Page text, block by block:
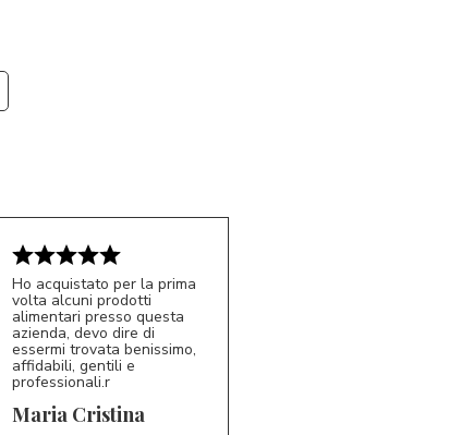
MC 5/5
Ho acquistato per la prima
volta alcuni prodotti
alimentari presso questa
azienda, devo dire di
essermi trovata benissimo,
affidabili, gentili e
professionali.r
Maria Cristina